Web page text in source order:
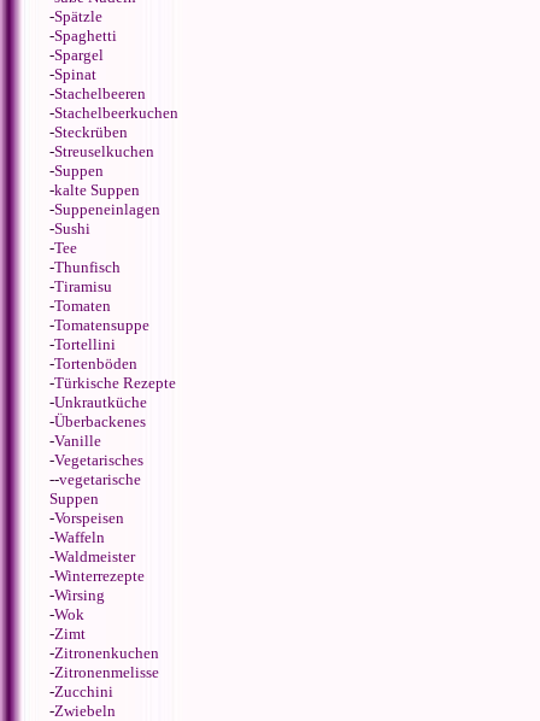
-Spätzle
-Spaghetti
-Spargel
-Spinat
-Stachelbeeren
-Stachelbeerkuchen
-Steckrüben
-Streuselkuchen
-Suppen
-kalte Suppen
-Suppeneinlagen
-Sushi
-Tee
-Thunfisch
-Tiramisu
-Tomaten
-Tomatensuppe
-Tortellini
-Tortenböden
-Türkische Rezepte
-Unkrautküche
-Überbackenes
-Vanille
-Vegetarisches
--vegetarische
Suppen
-Vorspeisen
-Waffeln
-Waldmeister
-Winterrezepte
-Wirsing
-Wok
-Zimt
-Zitronenkuchen
-Zitronenmelisse
-Zucchini
-Zwiebeln